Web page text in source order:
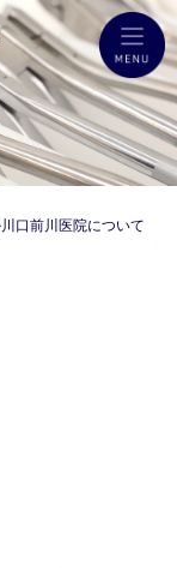
口前川医院について